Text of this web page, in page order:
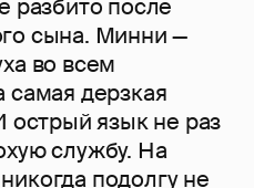
разбито после
сына. Минни —
во всем
дерзкая
острый язык не раз
службу. На
подолгу не